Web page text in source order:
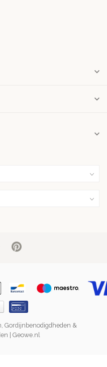
Gordijnbenodigdheden &
| Geowe.nl